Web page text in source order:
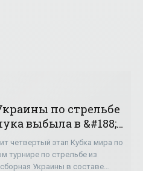
по стрельбе
выбыла в &#188;
в Берлине -
четвертый этап Кубка мира по
турнире по стрельбе из
Украины в составе